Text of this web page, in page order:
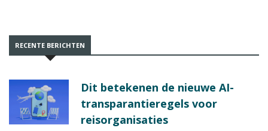
RECENTE BERICHTEN
Dit betekenen de nieuwe AI-
transparantieregels voor
reisorganisaties